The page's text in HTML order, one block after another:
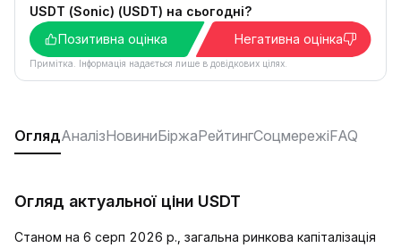
USDT (Sonic) (USDT) на сьогодні?
Позитивна оцінка
Негативна оцінка
Примітка. Інформація надається лише в довідкових цілях.
ОглядАналізНовиниБіржаРейтингСоцмережіFAQ
Огляд актуальної ціни USDT
Станом на 6 серп 2026 р., загальна ринкова капіталізація